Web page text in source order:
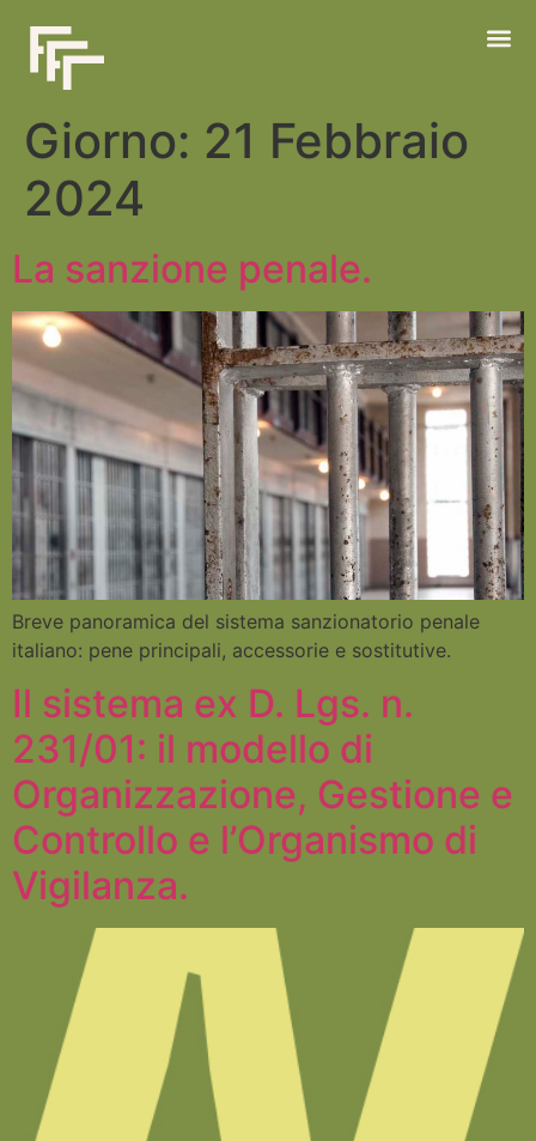
Giorno: 21 Febbraio
2024
La sanzione penale.
Breve panoramica del sistema sanzionatorio penale
italiano: pene principali, accessorie e sostitutive.
Il sistema ex D. Lgs. n.
231/01: il modello di
Organizzazione, Gestione e
Controllo e l’Organismo di
Vigilanza.